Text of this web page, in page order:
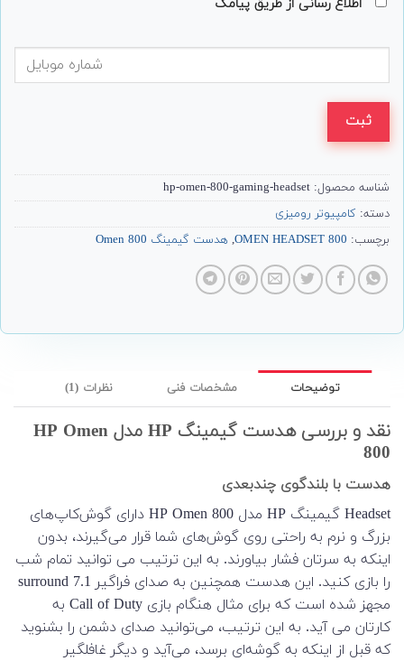
اطلاع رسانی از طریق پیامک
ثبت
شناسه محصول: hp-omen-800-gaming-headset
دسته: کامپیوتر رومیزی
برچسب: OMEN HEADSET 800
, هدست گیمینگ Omen 800
توضیحات مشخصات فنی نظرات (1)
نقد و بررسی هدست گیمینگ HP مدل HP Omen
800
هدست با بلندگوی چندبعدی
Headset گیمینگ HP مدل HP Omen 800 دارای گوش‌کاپ‌های
بزرگ و نرم به راحتی روی گوش‌های شما قرار می‌گیرند، بدون
اینکه به سرتان فشار بیاورند. به این ترتیب می توانید تمام شب
را بازی کنید. این هدست همچنین به صدای فراگیر surround 7.1
مجهز شده است که برای مثال هنگام بازی Call of Duty به
کارتان می آید. به این ترتیب، می‌توانید صدای دشمن را بشنوید
که قبل از اینکه به گوشه‌ای برسد، می‌آید و دیگر غافلگیر